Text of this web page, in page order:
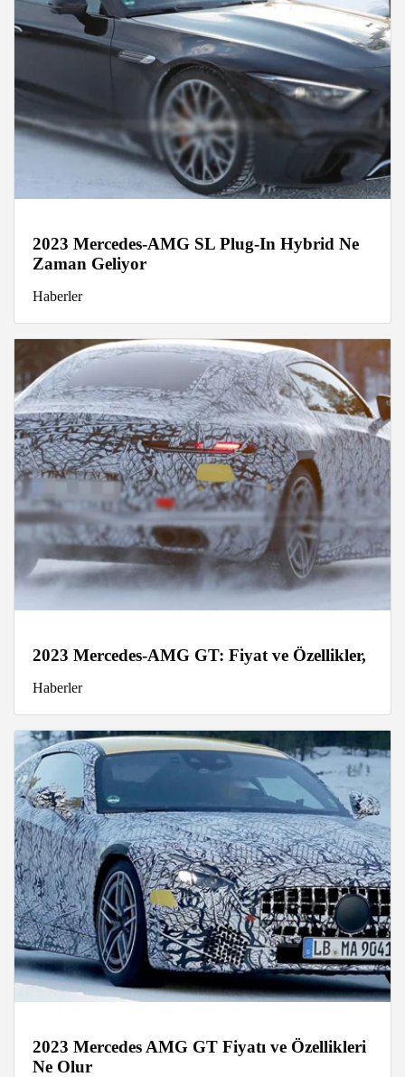
2023 Mercedes-AMG SL Plug-In Hybrid Ne
Zaman Geliyor
Haberler
2023 Mercedes-AMG GT: Fiyat ve Özellikler,
Haberler
2023 Mercedes AMG GT Fiyatı ve Özellikleri
Ne Olur